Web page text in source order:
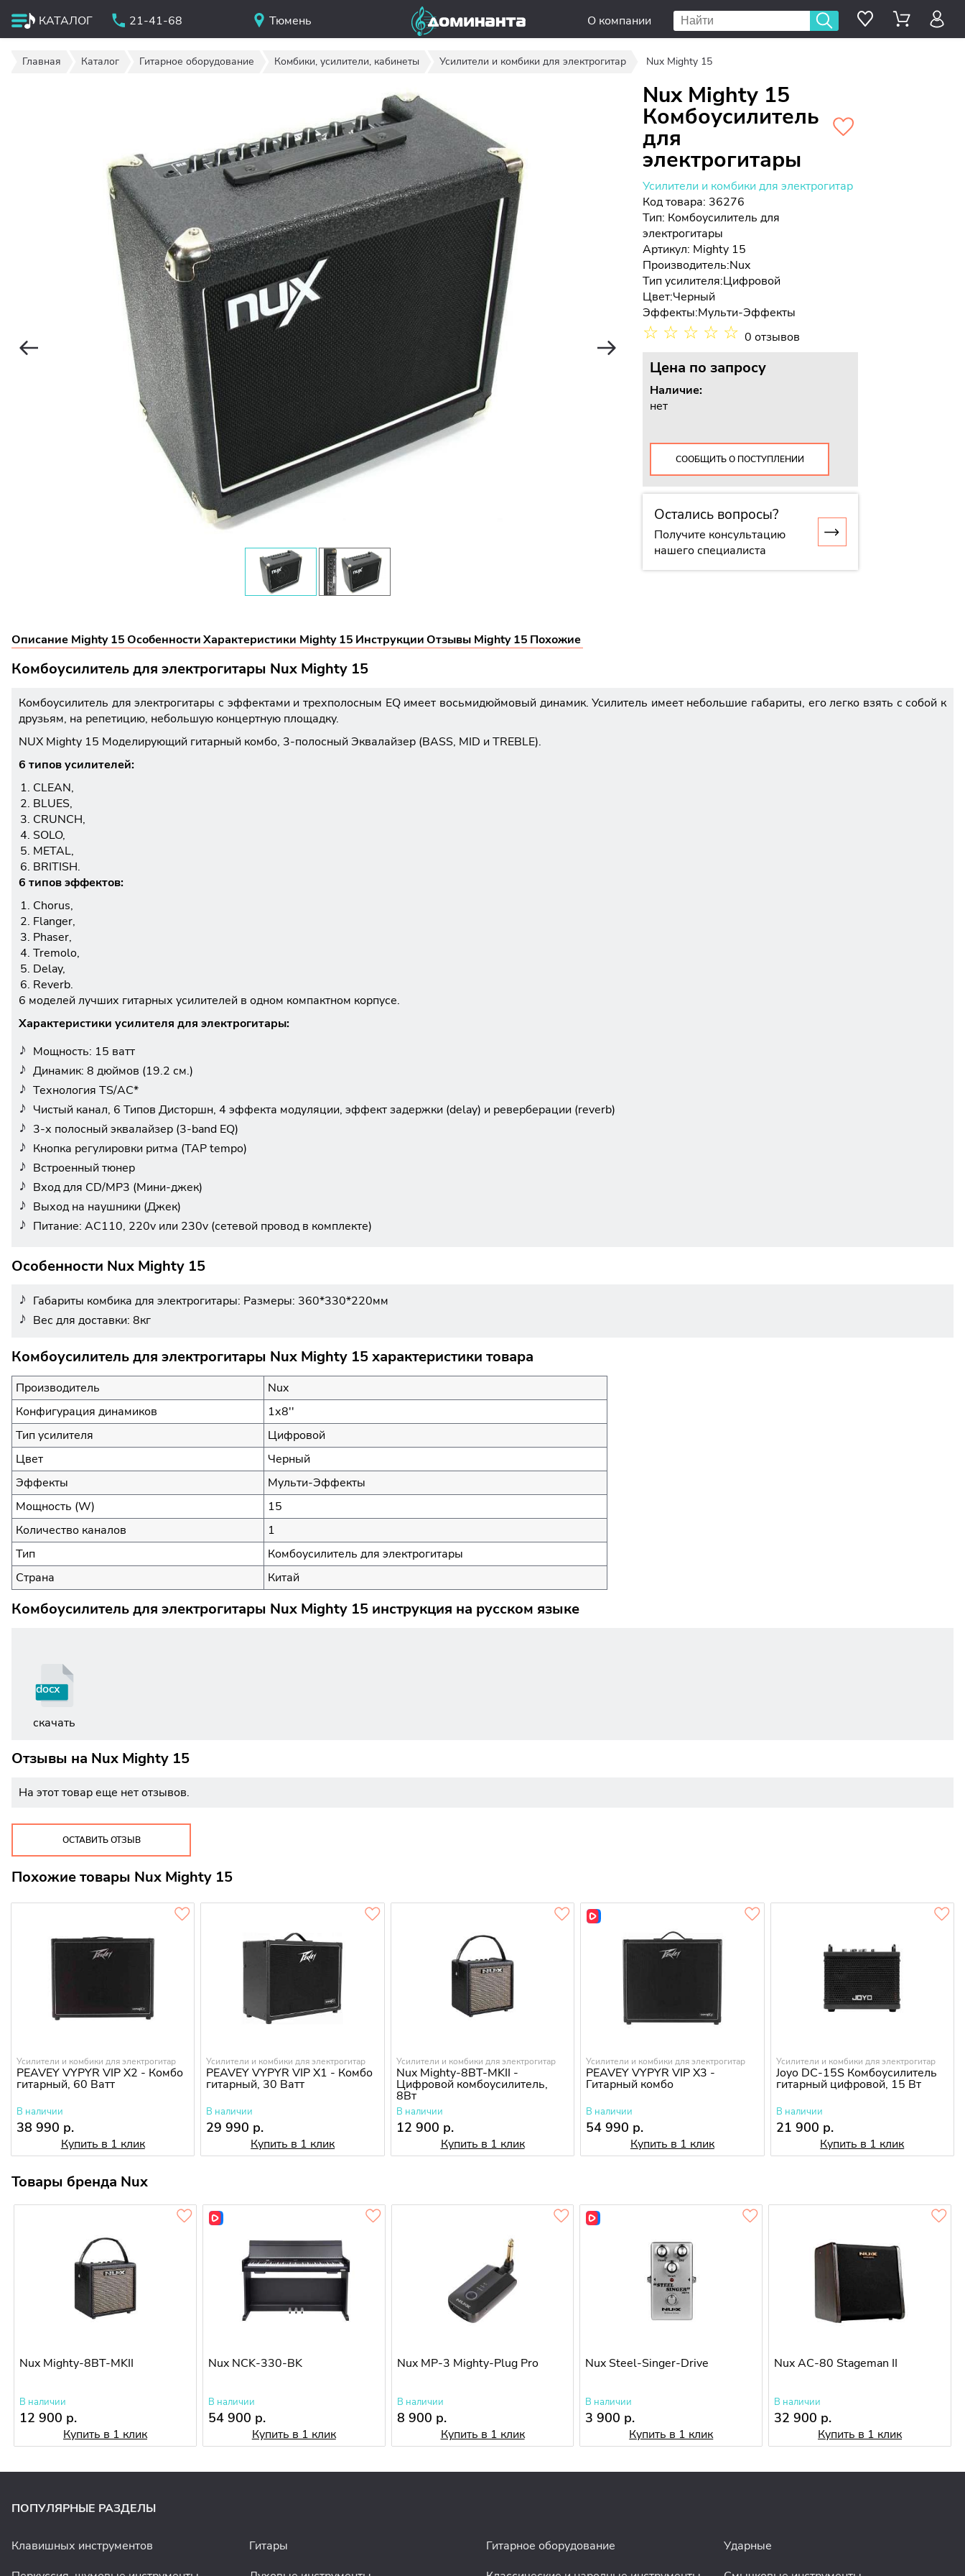
КАТАЛОГ 21-41-68 Тюмень О компании
Главная Каталог Гитарное оборудование Комбики, усилители, кабинеты Усилители и комбики для электрогитар Nux Mighty 15
Nux Mighty 15
Комбоусилитель
для
электрогитары
Усилители и комбики для электрогитар
Код товара: 36276
Тип: Комбоусилитель для
электрогитары
Артикул: Mighty 15
Производитель:Nux
Тип усилителя:Цифровой
Цвет:Черный
Эффекты:Мульти-Эффекты
☆ ☆ ☆ ☆ ☆ 0 отзывов
Цена по запросу
Наличие:
нет
СООБЩИТЬ О ПОСТУПЛЕНИИ
Остались вопросы?
Получите консультацию
нашего специалиста
Описание Mighty 15ОсобенностиХарактеристики Mighty 15 ИнструкцииОтзывы Mighty 15 Похожие
Комбоусилитель для электрогитары Nux Mighty 15
Комбоусилитель для электрогитары с эффектами и трехполосным EQ имеет восьмидюймовый динамик. Усилитель имеет небольшие габариты, его легко взять с собой к
друзьям, на репетицию, небольшую концертную площадку.
NUX Mighty 15 Моделирующий гитарный комбо, 3-полосный Эквалайзер (BASS, MID и TREBLE).
6 типов усилителей:
CLEAN,
BLUES,
CRUNCH,
SOLO,
METAL,
BRITISH.
6 типов эффектов:
Chorus,
Flanger,
Phaser,
Tremolo,
Delay,
Reverb.
6 моделей лучших гитарных усилителей в одном компактном корпусе.
Характеристики усилителя для электрогитары:
Мощность: 15 ватт
Динамик: 8 дюймов (19.2 см.)
Технология TS/AC*
Чистый канал, 6 Типов Дисторшн, 4 эффекта модуляции, эффект задержки (delay) и реверберации (reverb)
3-х полосный эквалайзер (3-band EQ)
Кнопка регулировки ритма (TAP tempo)
Встроенный тюнер
Вход для CD/MP3 (Мини-джек)
Выход на наушники (Джек)
Питание: AC110, 220v или 230v (сетевой провод в комплекте)
Особенности Nux Mighty 15
Габариты комбика для электрогитары: Размеры: 360*330*220мм
Вес для доставки: 8кг
Комбоусилитель для электрогитары Nux Mighty 15 характеристики товара
Производитель
Nux
Конфигурация динамиков
1х8''
Тип усилителя
Цифровой
Цвет
Черный
Эффекты
Мульти-Эффекты
Мощность (W)
15
Количество каналов
1
Тип
Комбоусилитель для электрогитары
Страна
Китай
Комбоусилитель для электрогитары Nux Mighty 15 инструкция на русском языке
docx
скачать
Отзывы на Nux Mighty 15
На этот товар еще нет отзывов.
ОСТАВИТЬ ОТЗЫВ
Похожие товары Nux Mighty 15
Усилители и комбики для электрогитар
PEAVEY VYPYR VIP X2 - Комбо
гитарный, 60 Ватт
В наличии
38 990 р.
Купить в 1 клик
Усилители и комбики для электрогитар
PEAVEY VYPYR VIP X1 - Комбо
гитарный, 30 Ватт
В наличии
29 990 р.
Купить в 1 клик
Усилители и комбики для электрогитар
Nux Mighty-8BT-MKII -
Цифровой комбоусилитель,
8Вт
В наличии
12 900 р.
Купить в 1 клик
Усилители и комбики для электрогитар
PEAVEY VYPYR VIP X3 -
Гитарный комбо
В наличии
54 990 р.
Купить в 1 клик
Усилители и комбики для электрогитар
Joyo DC-15S Комбоусилитель
гитарный цифровой, 15 Вт
В наличии
21 900 р.
Купить в 1 клик
Товары бренда Nux
Nux Mighty-8BT-MKII
В наличии
12 900 р.
Купить в 1 клик
Nux NCK-330-BK
В наличии
54 900 р.
Купить в 1 клик
Nux MP-3 Mighty-Plug Pro
В наличии
8 900 р.
Купить в 1 клик
Nux Steel-Singer-Drive
В наличии
3 900 р.
Купить в 1 клик
Nux AC-80 Stageman II
В наличии
32 900 р.
Купить в 1 клик
ПОПУЛЯРНЫЕ РАЗДЕЛЫ
Клавишных инструментов Гитары Гитарное оборудование
Ударные